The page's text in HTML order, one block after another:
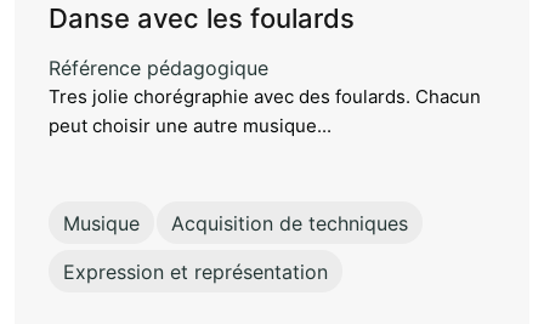
Danse avec les foulards
Référence pédagogique
Tres jolie chorégraphie avec des foulards. Chacun
peut choisir une autre musique...
Musique
Acquisition de techniques
Expression et représentation